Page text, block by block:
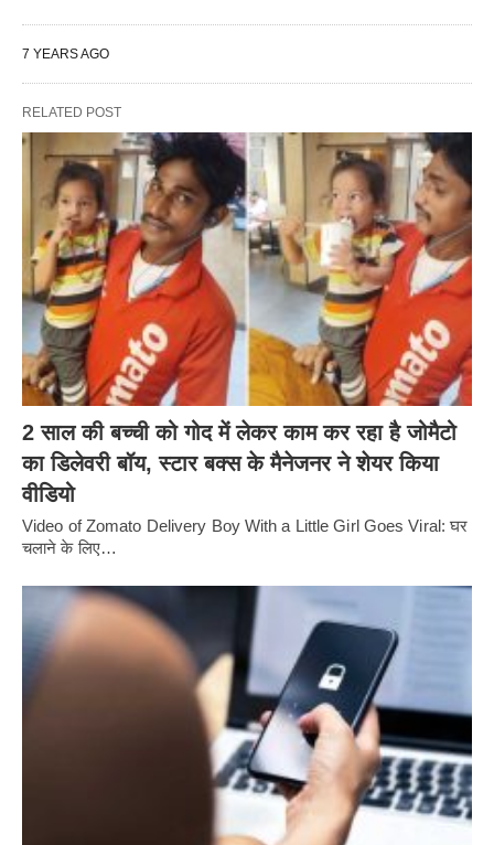
7 YEARS AGO
RELATED POST
2 साल की बच्ची को गोद में लेकर काम कर रहा है जोमैटो
का डिलेवरी बॉय, स्टार बक्स के मैनेजनर ने शेयर किया
वीडियो
Video of Zomato Delivery Boy With a Little Girl Goes Viral: घर
चलाने के लिए…